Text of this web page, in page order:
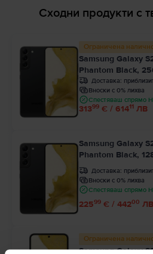
Сходни продукти с
Ограничена
Samsung Galaxy
Phantom Black,
Доставка:
Вноски с 0% лихва
Спестяваш спрямо
31399 € / 61411 ЛВ
Samsung Galaxy
Phantom Black,
Доставка:
Вноски с 0% лихва
Спестяваш спрямо
22599 € / 44200 ЛВ
Ограничена
Samsung Galaxy